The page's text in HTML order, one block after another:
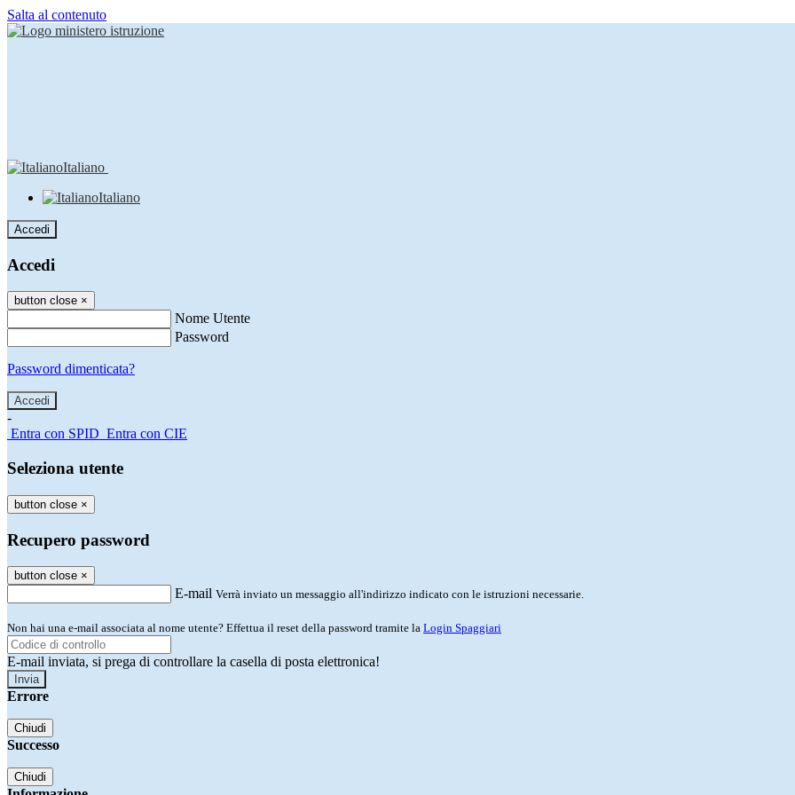
Salta al contenuto
Italiano
Italiano
Accedi
Accedi
button close ×
Nome Utente
Password
Password dimenticata?
-
Entra con SPID Entra con CIE
Seleziona utente
button close ×
Recupero password
button close ×
E-mail Verrà inviato un messaggio all'indirizzo indicato con le istruzioni necessarie.
Non hai una e-mail associata al nome utente? Effettua il reset della password tramite la Login Spaggiari
E-mail inviata, si prega di controllare la casella di posta elettronica!
Errore
Chiudi
Successo
Chiudi